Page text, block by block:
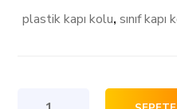
plastik kapı kolu,sınıf kapı
Güvenli